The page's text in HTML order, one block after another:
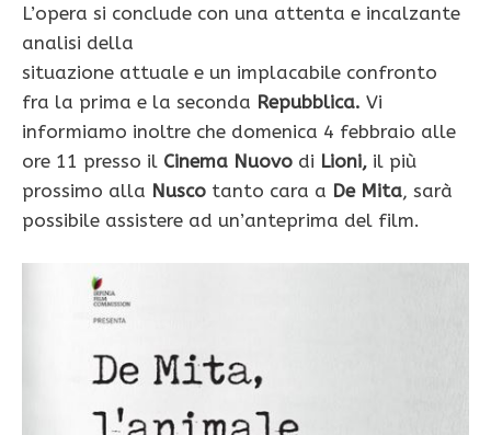
L’opera si conclude con una attenta e incalzante
analisi della
situazione attuale e un implacabile confronto
fra la prima e la seconda Repubblica. Vi
informiamo inoltre che domenica 4 febbraio alle
ore 11 presso il Cinema Nuovo di Lioni, il più
prossimo alla Nusco tanto cara a De Mita, sarà
possibile assistere ad un’anteprima del film.